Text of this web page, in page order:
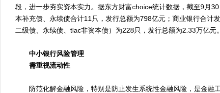
段，进一步夯实资本实力。据东方财富choice统计数据，截至9月
本补充债、永续债合计11只，发行总额为798亿元；商业银行合计
二级债、永续债、tlac非资本债）为228只，发行总额为2.33万亿元
中小银行风险管理
需重视流动性
防范化解金融风险，特别是防止发生系统性金融风险，是金融